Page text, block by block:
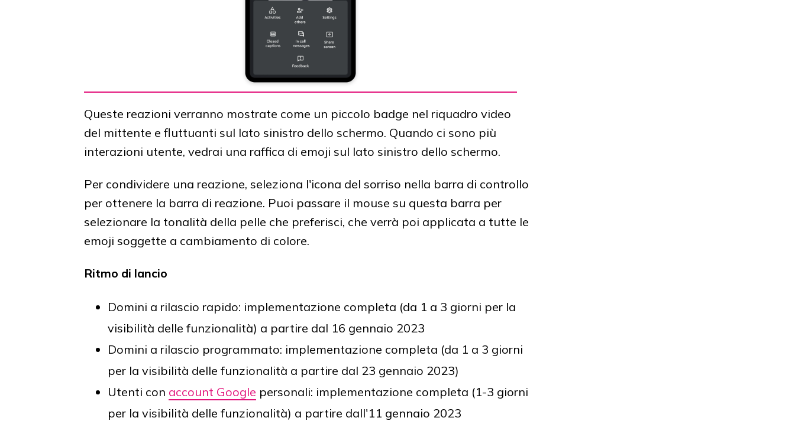
Queste reazioni verranno mostrate come un piccolo badge nel riquadro video
del mittente e fluttuanti sul lato sinistro dello schermo. Quando ci sono più
interazioni utente, vedrai una raffica di emoji sul lato sinistro dello schermo.
Per condividere una reazione, seleziona l'icona del sorriso nella barra di controllo
per ottenere la barra di reazione. Puoi passare il mouse su questa barra per
selezionare la tonalità della pelle che preferisci, che verrà poi applicata a tutte le
emoji soggette a cambiamento di colore.
Ritmo di lancio
Domini a rilascio rapido: implementazione completa (da 1 a 3 giorni per la
visibilità delle funzionalità) a partire dal 16 gennaio 2023
Domini a rilascio programmato: implementazione completa (da 1 a 3 giorni
per la visibilità delle funzionalità a partire dal 23 gennaio 2023)
Utenti con account Google personali: implementazione completa (1-3 giorni
per la visibilità delle funzionalità) a partire dall'11 gennaio 2023